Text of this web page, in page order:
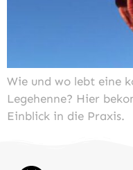
Wie und wo lebt eine
Legehenne? Hier
Einblick in die Praxis.